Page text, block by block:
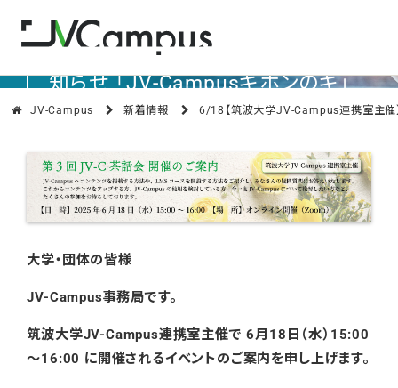
主催】第3回JV-C茶話会開催のお
知らせ 「JV-Campusキホンのキ」
JV-Campus 新着情報 6/18【筑波大学JV-Campus連携室主催
大学・団体の皆様
JV-Campus事務局です。
筑波大学JV-Campus連携室主催で 6月18日（水）15:00
～16:00 に開催されるイベントのご案内を申し上げます。